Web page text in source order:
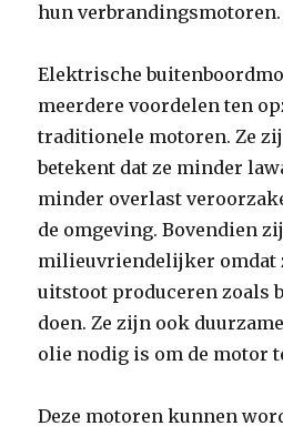
hun verbrandingsmotoren.
Elektrische
meerdere voordelen ten
traditionele motoren. Ze
betekent dat ze minder
minder overlast
de omgeving. Bovendien
milieuvriendelijker omdat
uitstoot produceren zoals
doen. Ze zijn ook
olie nodig is om de motor
Deze motoren kunnen